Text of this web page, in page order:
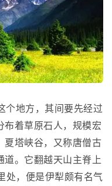
个地方，其间要先经过
布着草原石人，规模宏
夏塔峡谷，又称唐僧古
。它翻越天山主脊上
处，便是伊犁颇有名气